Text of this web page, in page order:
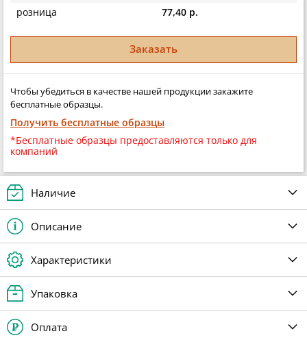
розница
77,40 р.
Заказать
Чтобы убедиться в качестве нашей продукции закажите
бесплатные образцы.
Получить бесплатные образцы
*Бесплатные образцы предоставляются только для
компаний
Наличие
Описание
Характеристики
Упаковка
Оплата